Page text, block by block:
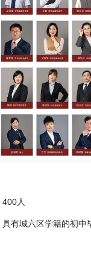
人
具有城六区学籍的初中